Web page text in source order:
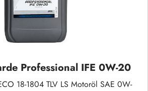
Professional IFE 0W-20
18-1804 TLV LS Motoröl SAE 0W-